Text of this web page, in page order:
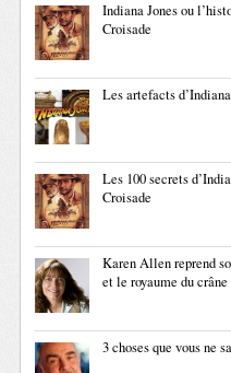
Indiana Jones ou
Croisade
Les artefacts
Les 100 secrets
Croisade
Karen Allen reprend
et le royaume du
3 choses que vous ne